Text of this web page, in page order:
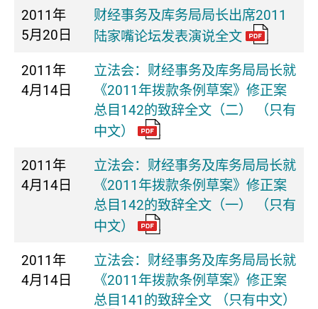
2011年
5月20日
财经事务及库务局局长出席2011
陆家嘴论坛发表演说全文
2011年
4月14日
立法会：财经事务及库务局局长就
《2011年拨款条例草案》修正案
总目142的致辞全文（二） （只有
中文）
2011年
4月14日
立法会：财经事务及库务局局长就
《2011年拨款条例草案》修正案
总目142的致辞全文（一） （只有
中文）
2011年
4月14日
立法会：财经事务及库务局局长就
《2011年拨款条例草案》修正案
总目141的致辞全文 （只有中文）